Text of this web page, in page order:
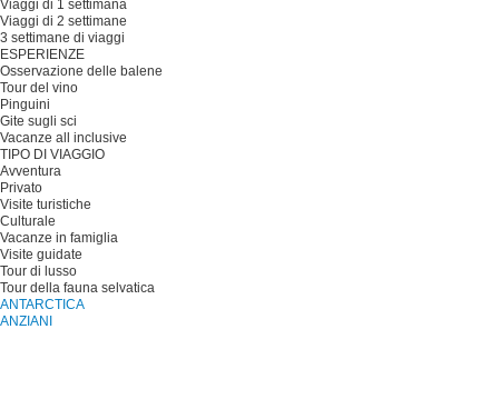
Viaggi di 1 settimana
Viaggi di 2 settimane
3 settimane di viaggi
ESPERIENZE
Osservazione delle balene
Tour del vino
Pinguini
Gite sugli sci
Vacanze all inclusive
TIPO DI VIAGGIO
Avventura
Privato
Visite turistiche
Culturale
Vacanze in famiglia
Visite guidate
Tour di lusso
Tour della fauna selvatica
ANTARCTICA
ANZIANI